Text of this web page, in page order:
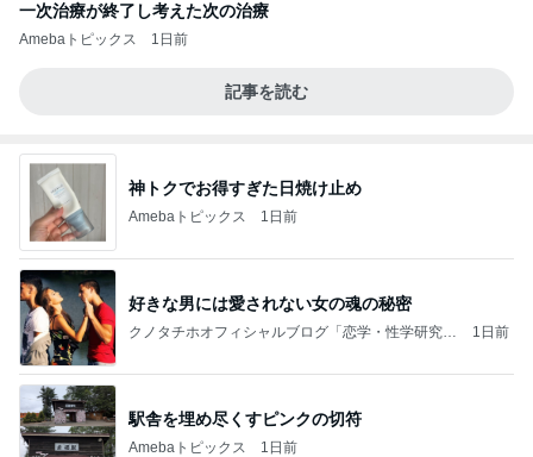
一次治療が終了し考えた次の治療
Amebaトピックス 1日前
記事を読む
神トクでお得すぎた日焼け止め
Amebaトピックス 1日前
好きな男には愛されない女の魂の秘密
クノタチホオフィシャルブログ「恋学・性学研究
1日前
駅舎を埋め尽くすピンクの切符
Amebaトピックス 1日前